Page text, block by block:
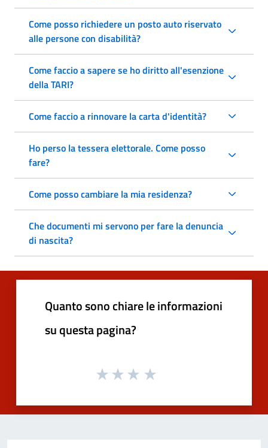
Come posso richiedere un posto auto riservato
alle persone con disabilità?
Come faccio a sapere se ho diritto all'esenzione
della TARI?
Come faccio a rinnovare la carta d'identità?
Ho perso la tessera elettorale. Come posso
fare?
Come posso cambiare la mia residenza?
Che documenti mi servono per fare la denuncia
di nascita?
Quanto sono chiare le informazioni
su questa pagina?